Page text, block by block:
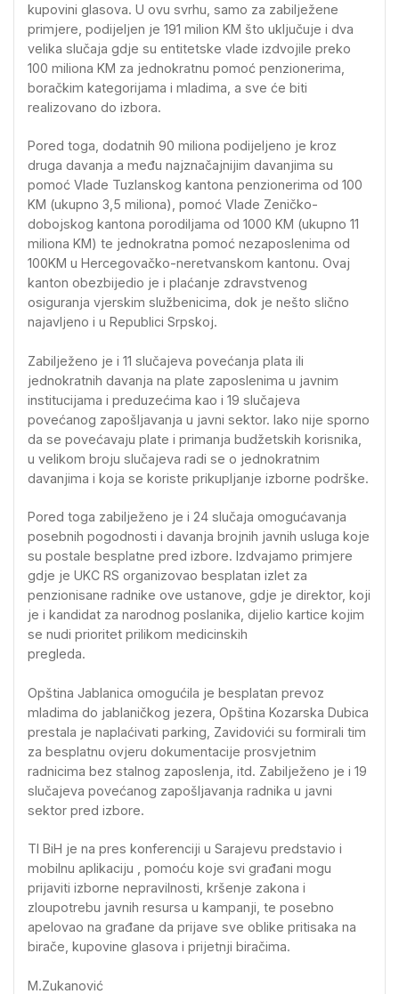
kupovini glasova. U ovu svrhu, samo za zabilježene
primjere, podijeljen je 191 milion KM što uključuje i dva
velika slučaja gdje su entitetske vlade izdvojile preko
100 miliona KM za jednokratnu pomoć penzionerima,
boračkim kategorijama i mladima, a sve će biti
realizovano do izbora.
Pored toga, dodatnih 90 miliona podijeljeno je kroz
druga davanja a među najznačajnijim davanjima su
pomoć Vlade Tuzlanskog kantona penzionerima od 100
KM (ukupno 3,5 miliona), pomoć Vlade Zeničko-
dobojskog kantona porodiljama od 1000 KM (ukupno 11
miliona KM) te jednokratna pomoć nezaposlenima od
100KM u Hercegovačko-neretvanskom kantonu. Ovaj
kanton obezbijedio je i plaćanje zdravstvenog
osiguranja vjerskim službenicima, dok je nešto slično
najavljeno i u Republici Srpskoj.
Zabilježeno je i 11 slučajeva povećanja plata ili
jednokratnih davanja na plate zaposlenima u javnim
institucijama i preduzećima kao i 19 slučajeva
povećanog zapošljavanja u javni sektor. Iako nije sporno
da se povećavaju plate i primanja budžetskih korisnika,
u velikom broju slučajeva radi se o jednokratnim
davanjima i koja se koriste prikupljanje izborne podrške.
Pored toga zabilježeno je i 24 slučaja omogućavanja
posebnih pogodnosti i davanja brojnih javnih usluga koje
su postale besplatne pred izbore. Izdvajamo primjere
gdje je UKC RS organizovao besplatan izlet za
penzionisane radnike ove ustanove, gdje je direktor, koji
je i kandidat za narodnog poslanika, dijelio kartice kojim
se nudi prioritet prilikom medicinskih
pregleda.
Opština Jablanica omogućila je besplatan prevoz
mladima do jablaničkog jezera, Opština Kozarska Dubica
prestala je naplaćivati parking, Zavidovići su formirali tim
za besplatnu ovjeru dokumentacije prosvjetnim
radnicima bez stalnog zaposlenja, itd. Zabilježeno je i 19
slučajeva povećanog zapošljavanja radnika u javni
sektor pred izbore.
TI BiH je na pres konferenciji u Sarajevu predstavio i
mobilnu aplikaciju , pomoću koje svi građani mogu
prijaviti izborne nepravilnosti, kršenje zakona i
zloupotrebu javnih resursa u kampanji, te posebno
apelovao na građane da prijave sve oblike pritisaka na
birače, kupovine glasova i prijetnji biračima.
M.Zukanović